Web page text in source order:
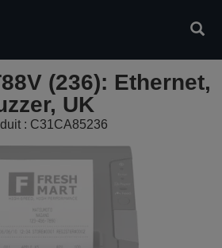
(236): Ethernet,
UK
: C31CA85236